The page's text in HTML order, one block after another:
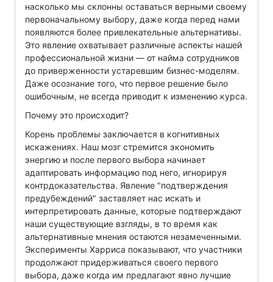
насколько мы склонны оставаться верными своему
первоначальному выбору, даже когда перед нами
появляются более привлекательные альтернативы.
Это явление охватывает различные аспекты нашей
профессиональной жизни — от найма сотрудников
до приверженности устаревшим бизнес-моделям.
Даже осознание того, что первое решение было
ошибочным, не всегда приводит к изменению курса.
Почему это происходит?
Корень проблемы заключается в когнитивных
искажениях. Наш мозг стремится экономить
энергию и после первого выбора начинает
адаптировать информацию под него, игнорируя
контрдоказательства. Явление "подтверждения
предубеждений" заставляет нас искать и
интерпретировать данные, которые подтверждают
наши существующие взгляды, в то время как
альтернативные мнения остаются незамеченными.
Эксперименты Харриса показывают, что участники
продолжают придерживаться своего первого
выбора, даже когда им предлагают явно лучшие